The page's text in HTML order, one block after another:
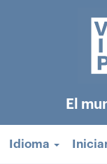
El
Idioma